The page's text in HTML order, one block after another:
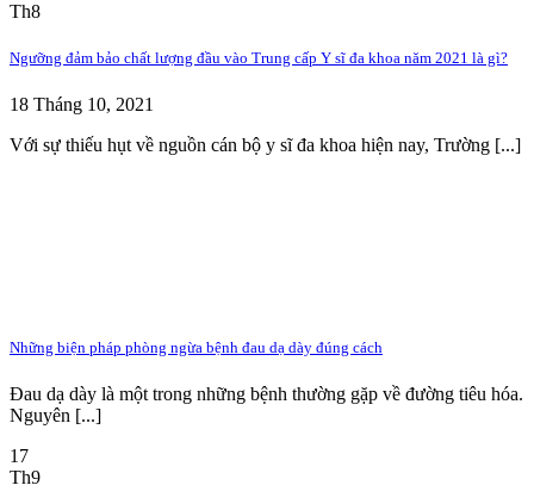
Th8
Ngưỡng đảm bảo chất lượng đầu vào Trung cấp Y sĩ đa khoa năm 2021 là gì?
18 Tháng 10, 2021
Với sự thiếu hụt về nguồn cán bộ y sĩ đa khoa hiện nay, Trường [...]
Những biện pháp phòng ngừa bệnh đau dạ dày đúng cách
Đau dạ dày là một trong những bệnh thường gặp về đường tiêu hóa.
Nguyên [...]
17
Th9